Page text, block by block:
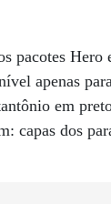
pacotes
apenas
em
capas dos